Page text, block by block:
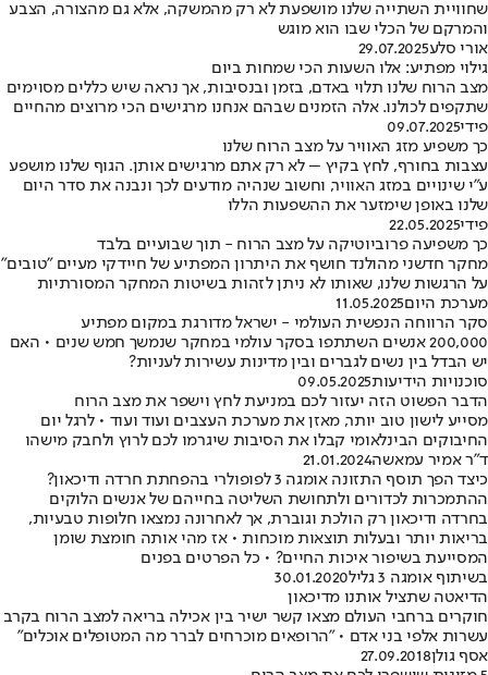
שחוויית השתייה שלנו מושפעת לא רק מהמשקה, אלא גם מהצורה, הצבע
והמרקם של הכלי שבו הוא מוגש
אורי סלע29.07.2025
גילוי מפתיע: אלו השעות הכי שמחות ביום
מצב הרוח שלנו תלוי באדם, בזמן ובנסיבות, אך נראה שיש כללים מסוימים
שתקפים לכולנו. אלה הזמנים שבהם אנחנו מרגישים הכי מרוצים מהחיים
פידי09.07.2025
כך משפיע מזג האוויר על מצב הרוח שלנו
עצבות בחורף, לחץ בקיץ – לא רק אתם מרגישים אותן. הגוף שלנו מושפע
ע"י שינויים במזג האוויר, וחשוב שנהיה מודעים לכך ונבנה את סדר היום
שלנו באופן שימזער את ההשפעות הללו
פידי22.05.2025
כך משפיעה פרוביוטיקה על מצב הרוח - תוך שבועיים בלבד
מחקר חדשני מהולנד חושף את היתרון המפתיע של חיידקי מעיים "טובים"
על הרגשות שלנו, שאותו לא ניתן לזהות בשיטות המחקר המסורתיות
מערכת היום11.05.2025
סקר הרווחה הנפשית העולמי - ישראל מדורגת במקום מפתיע
200,000 אנשים השתתפו בסקר עולמי במחקר שנמשך חמש שנים • האם
יש הבדל בין נשים לגברים ובין מדינות עשירות לעניות?
סוכנויות הידיעות09.05.2025
הדבר הפשוט הזה יעזור לכם במניעת לחץ וישפר את מצב הרוח
מסייע לישון טוב יותר, מאזן את מערכת העצבים ועוד ועוד • לרגל יום
החיבוקים הבינלאומי קבלו את הסיבות שיגרמו לכם לרוץ ולחבק מישהו
ד"ר אמיר עמאשה21.01.2024
כיצד הפך תוסף התזונה אומגה 3 לפופולרי בהפחתת חרדה ודיכאון?
ההתמכרות לכדורים ולתחושת השליטה בחייהם של אנשים הלוקים
בחרדה ודיכאון רק הולכת וגוברת, אך לאחרונה נמצאו חלופות טבעיות,
בריאות יותר ובעלות תוצאות מוכחות • אז מהי אותה חומצת שומן
המסייעת בשיפור איכות החיים? • כל הפרטים בפנים
בשיתוף אומגה 3 גליל
30.01.2020
הדיאטה שתציל אותנו מדיכאון
חוקרים ברחבי העולם מצאו קשר ישיר בין אכילה בריאה למצב הרוח בקרב
עשרות אלפי בני אדם • "הרופאים מוכרחים לברר מה המטופלים אוכלים"
אסף גולן27.09.2018